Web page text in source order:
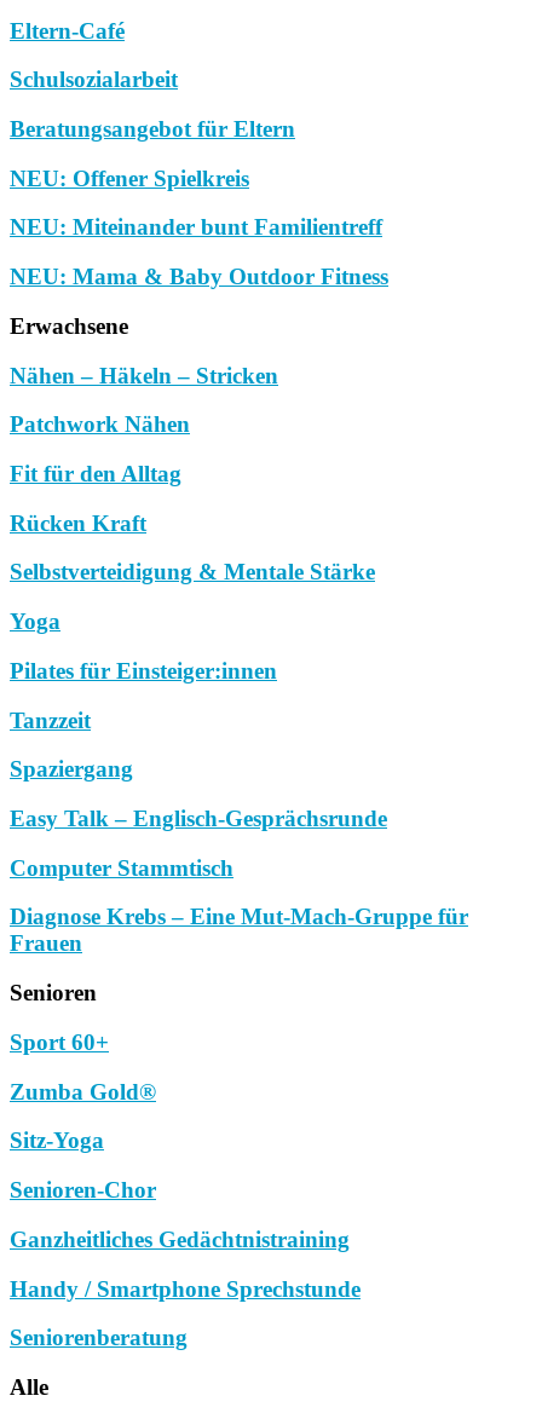
Eltern-Café
Schulsozialarbeit
Beratungsangebot für Eltern
NEU: Offener Spielkreis
NEU: Miteinander bunt Familientreff
NEU: Mama & Baby Outdoor Fitness
Erwachsene
Nähen – Häkeln – Stricken
Patchwork Nähen
Fit für den Alltag
Rücken Kraft
Selbstverteidigung & Mentale Stärke
Yoga
Pilates für Einsteiger:innen
Tanzzeit
Spaziergang
Easy Talk – Englisch-Gesprächsrunde
Computer Stammtisch
Diagnose Krebs – Eine Mut-Mach-Gruppe für
Frauen
Senioren
Sport 60+
Zumba Gold®
Sitz-Yoga
Senioren-Chor
Ganzheitliches Gedächtnistraining
Handy / Smartphone Sprechstunde
Seniorenberatung
Alle